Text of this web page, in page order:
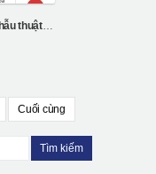
Bạn cũng có thể an tâm khi phẫu thuật Vline
Cuối cùng
Tìm kiếm